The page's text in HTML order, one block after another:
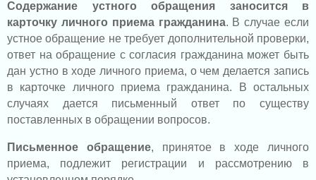
Содержание устного обращения заносится в
карточку личного приема гражданина. В случае если
устное обращение не требует дополнительной проверки,
ответ на обращение с согласия гражданина может быть
дан устно в ходе личного приема, о чем делается запись
в карточке личного приема гражданина. В остальных
случаях дается письменный ответ по существу
поставленных в обращении вопросов.
Письменное обращение, принятое в ходе личного
приема, подлежит регистрации и рассмотрению в